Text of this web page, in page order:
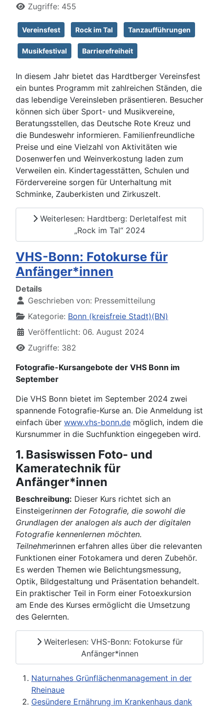
Zugriffe: 455
Vereinsfest Rock im Tal Tanzaufführungen
Musikfestival Barrierefreiheit
In diesem Jahr bietet das Hardtberger Vereinsfest
ein buntes Programm mit zahlreichen Ständen, die
das lebendige Vereinsleben präsentieren. Besucher
können sich über Sport- und Musikvereine,
Beratungsstellen, das Deutsche Rote Kreuz und
die Bundeswehr informieren. Familienfreundliche
Preise und eine Vielzahl von Aktivitäten wie
Dosenwerfen und Weinverkostung laden zum
Verweilen ein. Kindertagesstätten, Schulen und
Fördervereine sorgen für Unterhaltung mit
Schminke, Zauberkisten und Zirkuszelt.
Weiterlesen: Hardtberg: Derletalfest mit
„Rock im Tal“ 2024
VHS-Bonn: Fotokurse für
Anfänger*innen
Details
Geschrieben von: Pressemitteilung
Kategorie: Bonn (kreisfreie Stadt)(BN)
Veröffentlicht: 06. August 2024
Zugriffe: 382
Fotografie-Kursangebote der VHS Bonn im
September
Die VHS Bonn bietet im September 2024 zwei
spannende Fotografie-Kurse an. Die Anmeldung ist
einfach über www.vhs-bonn.de möglich, indem die
Kursnummer in die Suchfunktion eingegeben wird.
1. Basiswissen Foto- und
Kameratechnik für
Anfänger*innen
Beschreibung: Dieser Kurs richtet sich an
Einsteigerinnen der Fotografie, die sowohl die
Grundlagen der analogen als auch der digitalen
Fotografie kennenlernen möchten.
Teilnehmerinnen erfahren alles über die relevanten
Funktionen einer Fotokamera und deren Zubehör.
Es werden Themen wie Belichtungsmessung,
Optik, Bildgestaltung und Präsentation behandelt.
Ein praktischer Teil in Form einer Fotoexkursion
am Ende des Kurses ermöglicht die Umsetzung
des Gelernten.
Weiterlesen: VHS-Bonn: Fotokurse für
Anfänger*innen
Naturnahes Grünflächenmanagement in der
Rheinaue
Gesündere Ernährung im Krankenhaus dank